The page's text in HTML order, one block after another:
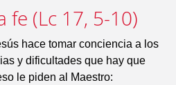
fe (Lc 17, 5-10)
hace tomar conciencia a los
y dificultades que hay que
le piden al Maestro: